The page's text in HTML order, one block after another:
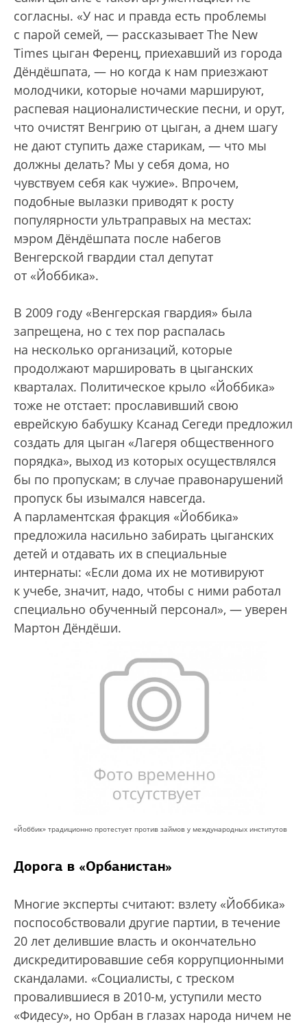
согласны. «У нас и правда есть проблемы
с парой семей, — рассказывает The New
Times цыган Ференц, приехавший из города
Дёндёшпата, — но когда к нам приезжают
молодчики, которые ночами маршируют,
распевая националистические песни, и орут,
что очистят Венгрию от цыган, а днем шагу
не дают ступить даже старикам, — что мы
должны делать? Мы у себя дома, но
чувствуем себя как чужие». Впрочем,
подобные вылазки приводят к росту
популярности ультраправых на местах:
мэром Дёндёшпата после набегов
Венгерской гвардии стал депутат
от «Йоббика».
В 2009 году «Венгерская гвардия» была
запрещена, но с тех пор распалась
на несколько организаций, которые
продолжают маршировать в цыганских
кварталах. Политическое крыло «Йоббика»
тоже не отстает: прославивший свою
еврейскую бабушку Ксанад Сегеди предложил
создать для цыган «Лагеря общественного
порядка», выход из которых осуществлялся
бы по пропускам; в случае правонарушений
пропуск бы изымался навсегда.
А парламентская фракция «Йоббика»
предложила насильно забирать цыганских
детей и отдавать их в специальные
интернаты: «Если дома их не мотивируют
к учебе, значит, надо, чтобы с ними работал
специально обученный персонал», — уверен
Мартон Дёндёши.
«Йоббик» традиционно протестует против займов у международных институтов
Дорога в «Орбанистан»
Многие эксперты считают: взлету «Йоббика»
поспособствовали другие партии, в течение
20 лет делившие власть и окончательно
дискредитировавшие себя коррупционными
скандалами. «Социалисты, с треском
провалившиеся в 2010-м, уступили место
«Фидесу», но Орбан в глазах народа ничем не